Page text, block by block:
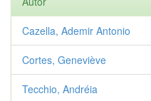
Cazella, Ademir Antonio
Cortes, Geneviève
Tecchio, Andréia